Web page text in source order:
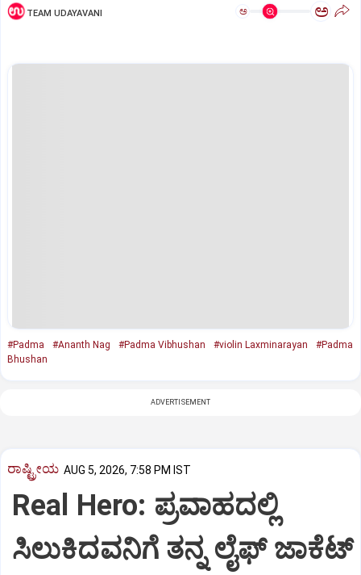
TEAM UDAYAVANI ಅ ಅ
#Padma #Ananth Nag #Padma Vibhushan #violin Laxminarayan
#Padma
Bhushan
ADVERTISEMENT
ರಾಷ್ಟ್ರೀಯ AUG 5, 2026, 7:58 PM IST
Real Hero: ಪ್ರವಾಹದಲ್ಲಿ
ಸಿಲುಕಿದವನಿಗೆ ತನ್ನ ಲೈಫ್ ಜಾಕೆಟ್